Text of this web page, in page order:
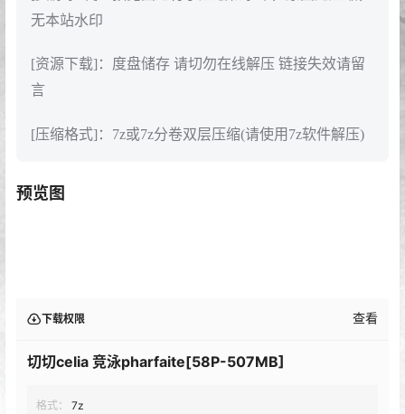
无本站水印
[资源下载]：度盘储存 请切勿在线解压 链接失效请留
言
[压缩格式]：7z或7z分卷双层压缩(请使用7z软件解压)
预览图
下载权限 查看
切切celia 竞泳pharfaite[58P-507MB]
格式：
7z